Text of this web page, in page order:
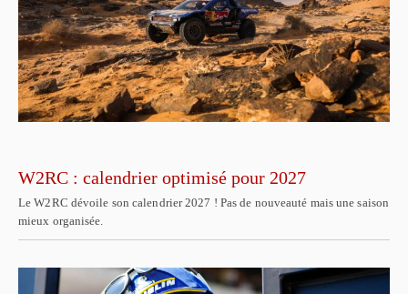
W2RC : calendrier optimisé pour 2027
Le W2RC dévoile son calendrier 2027 ! Pas de nouveauté mais une saison
mieux organisée.